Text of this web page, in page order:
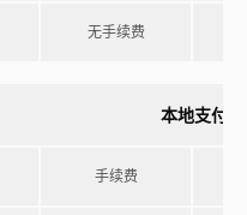
无手续费
本地支付
手续费